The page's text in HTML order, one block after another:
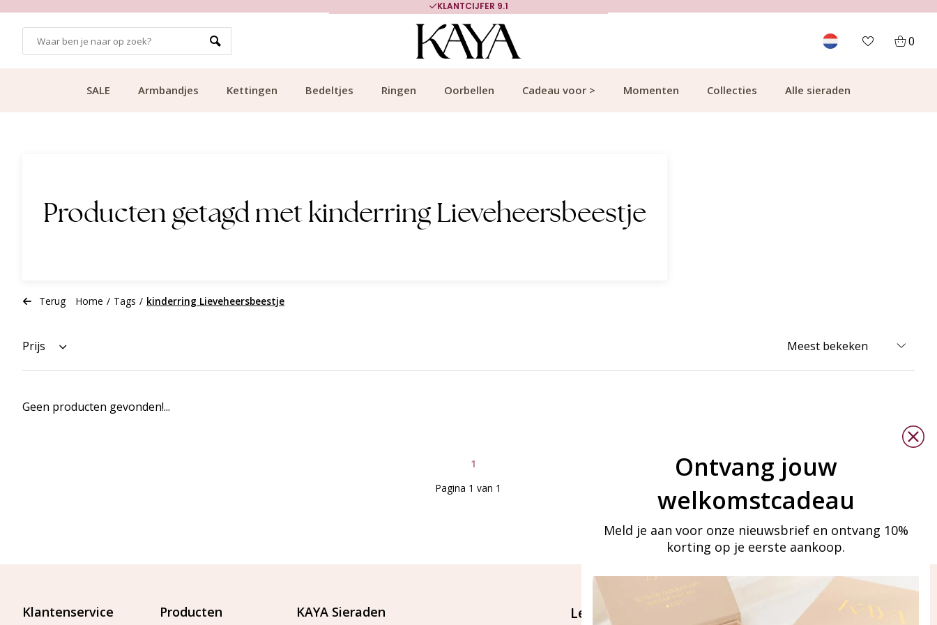
KLANTCIJFER 9.1
0
SALE Armbandjes Kettingen Bedeltjes Ringen Oorbellen Cadeau voor > Momenten Collecties Alle sieraden
Producten getagd met kinderring Lieveheersbeestje
Terug Home / Tags / kinderring Lieveheersbeestje
Prijs
Geen producten gevonden!...
1
Pagina 1 van 1
Klantenservice Producten KAYA Sieraden Let's stay in touch
Ontvang jouw
welkomstcadeau
Meld je aan voor onze nieuwsbrief en ontvang 10%
korting op je eerste aankoop.